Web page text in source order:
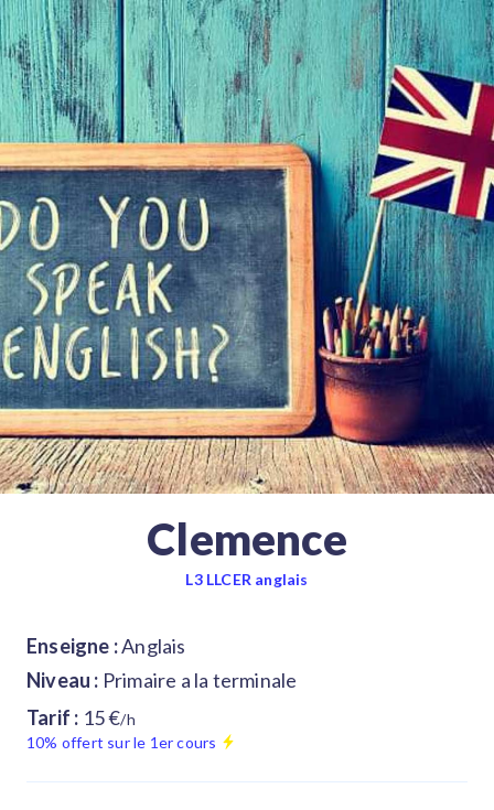
Clemence
L3 LLCER anglais
Enseigne :Anglais
Niveau : Primaire a la terminale
Tarif : 15 €/h
10% offert sur le 1er cours